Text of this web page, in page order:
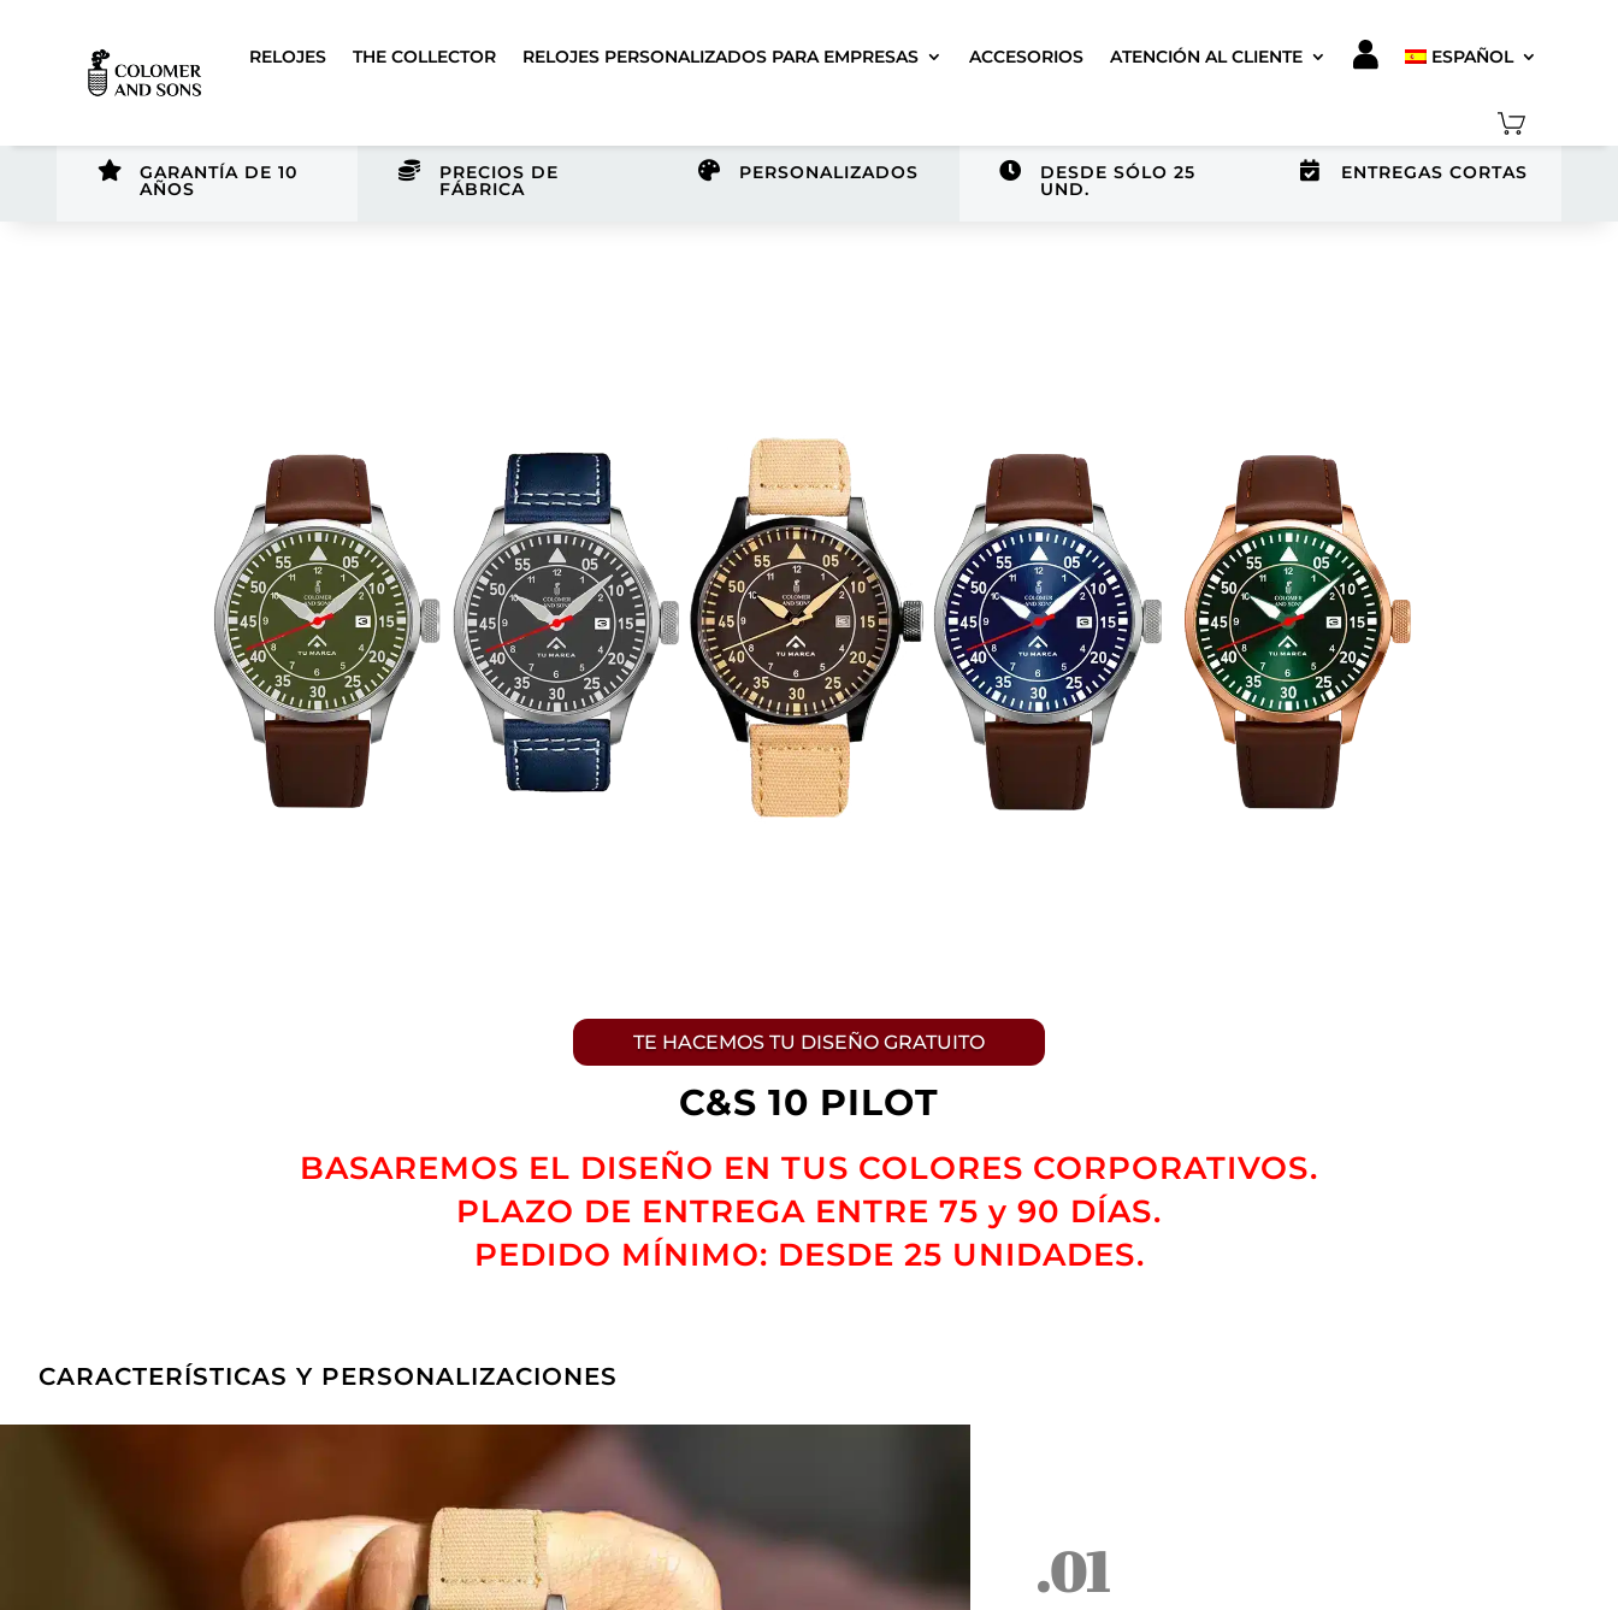
RELOJES THE COLLECTOR RELOJES PERSONALIZADOS PARA EMPRESAS ACCESORIOS ATENCIÓN AL CLIENTE ESPAÑOL
 GARANTÍA DE 10
AÑOS
 PRECIOS DE
FÁBRICA
 PERSONALIZADOS  DESDE SÓLO 25
UND.
 ENTREGAS CORTAS
TE HACEMOS TU DISEÑO GRATUITO
C&S 10 PILOT
BASAREMOS EL DISEÑO EN TUS COLORES CORPORATIVOS.
PLAZO DE ENTREGA ENTRE 75 y 90 DÍAS.
PEDIDO MÍNIMO: DESDE 25 UNIDADES.
CARACTERÍSTICAS Y PERSONALIZACIONES
.01